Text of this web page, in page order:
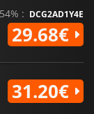
: DCG2AD1Y4E
29.68€
31.20€